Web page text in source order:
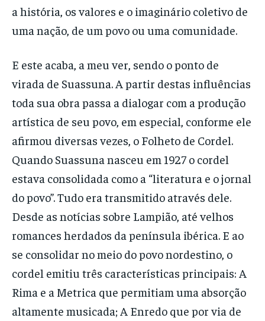
a história, os valores e o imaginário coletivo de
uma nação, de um povo ou uma comunidade.
E este acaba, a meu ver, sendo o ponto de
virada de Suassuna. A partir destas influências
toda sua obra passa a dialogar com a produção
artística de seu povo, em especial, conforme ele
afirmou diversas vezes, o Folheto de Cordel.
Quando Suassuna nasceu em 1927 o cordel
estava consolidada como a “literatura e o jornal
do povo”. Tudo era transmitido através dele.
Desde as notícias sobre Lampião, até velhos
romances herdados da península ibérica. E ao
se consolidar no meio do povo nordestino, o
cordel emitiu três características principais: A
Rima e a Metrica que permitiam uma absorção
altamente musicada; A Enredo que por via de